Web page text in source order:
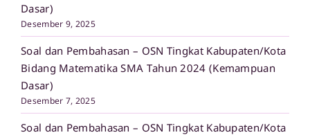
Dasar)
Desember 9, 2025
Soal dan Pembahasan – OSN Tingkat Kabupaten/Kota
Bidang Matematika SMA Tahun 2024 (Kemampuan
Dasar)
Desember 7, 2025
Soal dan Pembahasan – OSN Tingkat Kabupaten/Kota